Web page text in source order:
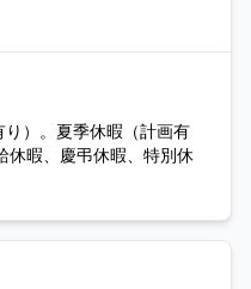
）。夏季休暇（計画有
休暇、慶弔休暇、特別休